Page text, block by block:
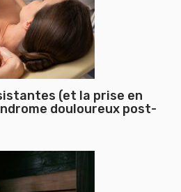
(et la prise en
douloureux post-